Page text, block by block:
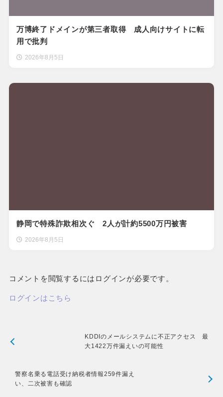
万博終了ドメインが第三者取得 成人向けサイトに転
用で批判
2026年8月5日
静岡で特殊詐欺相次ぐ 2人が計約5500万円被害
2026年8月5日
コメントを閲覧するにはログインが必要です。
ログインはこちら
KDDIのメールシステムに不正アクセス 最
大1422万件漏えいの可能性
警察名乗る電話受け納税者情報259件漏え
い、二次被害も確認